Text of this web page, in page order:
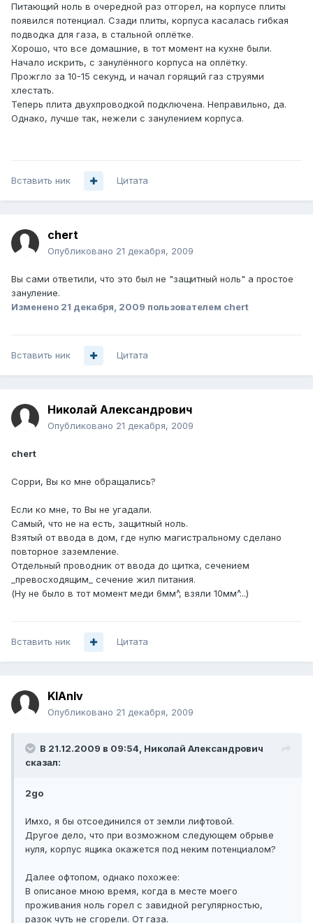
Питающий ноль в очередной раз отгорел, на корпусе плиты
появился потенциал. Сзади плиты, корпуса касалась гибкая
подводка для газа, в стальной оплётке.
Хорошо, что все домашние, в тот момент на кухне были.
Начало искрить, с занулённого корпуса на оплётку.
Прожгло за 10-15 секунд, и начал горящий газ струями
хлестать.
Теперь плита двухпроводкой подключена. Неправильно, да.
Однако, лучше так, нежели с занулением корпуса.
Вставить ник Цитата
chert
Опубликовано 21 декабря, 2009
Вы сами ответили, что это был не "защитный ноль" а простое
зануление.
Изменено 21 декабря, 2009 пользователем chert
Вставить ник Цитата
Николай Александрович
Опубликовано 21 декабря, 2009
chert
Сорри, Вы ко мне обращались?
Если ко мне, то Вы не угадали.
Самый, что не на есть, защитный ноль.
Взятый от ввода в дом, где нулю магистральному сделано
повторное заземление.
Отдельный проводник от ввода до щитка, сечением
_превосходящим_ сечение жил питания.
(Ну не было в тот момент меди 6мм^, взяли 10мм^...)
Вставить ник Цитата
KlAnIv
Опубликовано 21 декабря, 2009
В 21.12.2009 в 09:54, Николай Александрович
сказал:
2go
Имхо, я бы отсоединился от земли лифтовой.
Другое дело, что при возможном следующем обрыве
нуля, корпус ящика окажется под неким потенциалом?
Далее офтопом, однако похожее:
В описаное мною время, когда в месте моего
проживания ноль горел с завидной регулярностью,
разок чуть не сгорели. От газа.